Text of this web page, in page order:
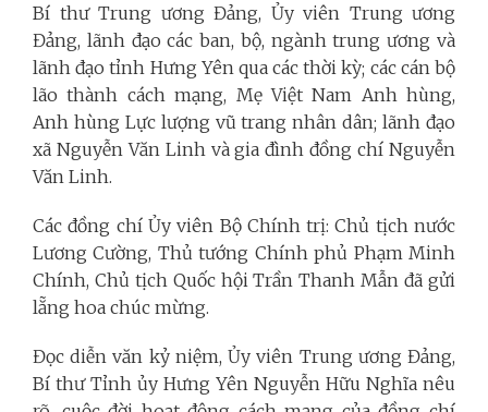
Bí thư Trung ương Đảng, Ủy viên Trung ương
Đảng, lãnh đạo các ban, bộ, ngành trung ương và
lãnh đạo tỉnh Hưng Yên qua các thời kỳ; các cán bộ
lão thành cách mạng, Mẹ Việt Nam Anh hùng,
Anh hùng Lực lượng vũ trang nhân dân; lãnh đạo
xã Nguyễn Văn Linh và gia đình đồng chí Nguyễn
Văn Linh.
Các đồng chí Ủy viên Bộ Chính trị: Chủ tịch nước
Lương Cường, Thủ tướng Chính phủ Phạm Minh
Chính, Chủ tịch Quốc hội Trần Thanh Mẫn đã gửi
lẵng hoa chúc mừng.
Đọc diễn văn kỷ niệm, Ủy viên Trung ương Đảng,
Bí thư Tỉnh ủy Hưng Yên Nguyễn Hữu Nghĩa nêu